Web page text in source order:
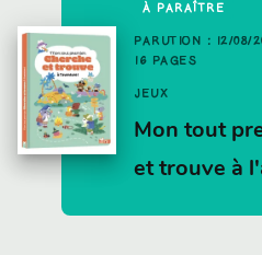
À PARAÎTRE
PARUTION : 12/08/
16 PAGES
JEUX
Mon tout
et trouve à